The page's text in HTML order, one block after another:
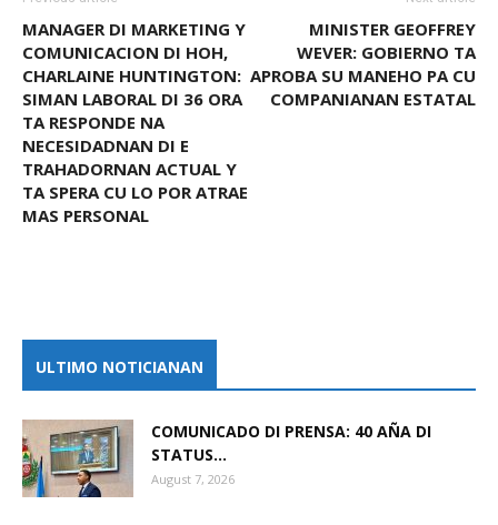
MANAGER DI MARKETING Y
COMUNICACION DI HOH,
CHARLAINE HUNTINGTON:
SIMAN LABORAL DI 36 ORA
TA RESPONDE NA
NECESIDADNAN DI E
TRAHADORNAN ACTUAL Y
TA SPERA CU LO POR ATRAE
MAS PERSONAL
MINISTER GEOFFREY
WEVER: GOBIERNO TA
APROBA SU MANEHO PA CU
COMPANIANAN ESTATAL
ULTIMO NOTICIANAN
COMUNICADO DI PRENSA: 40 AÑA DI
STATUS...
August 7, 2026